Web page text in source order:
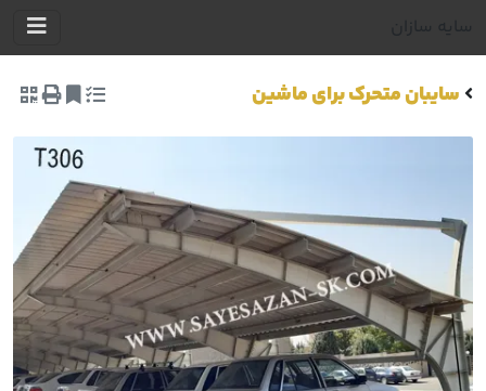
سایه سازان
سایبان متحرک برای ماشین